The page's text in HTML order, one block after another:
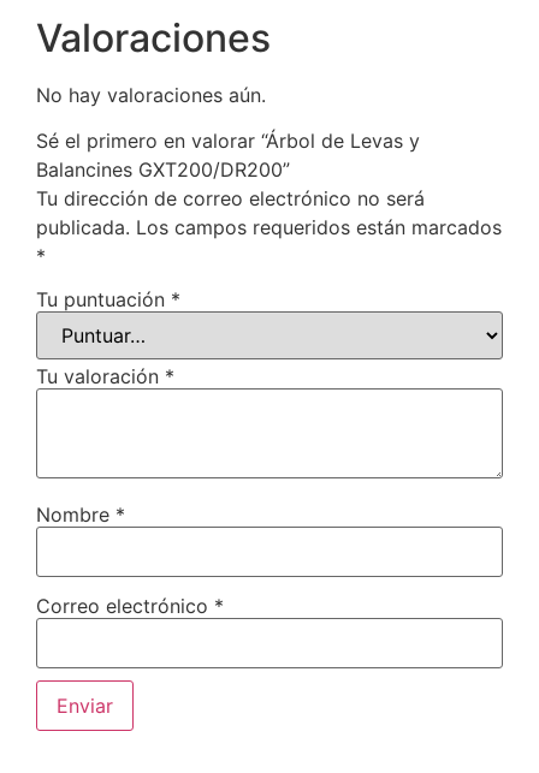
Valoraciones
No hay valoraciones aún.
Sé el primero en valorar “Árbol de Levas y
Balancines GXT200/DR200”
Tu dirección de correo electrónico no será
publicada. Los campos requeridos están marcados
*
Tu puntuación *
Tu valoración *
Nombre *
Correo electrónico *